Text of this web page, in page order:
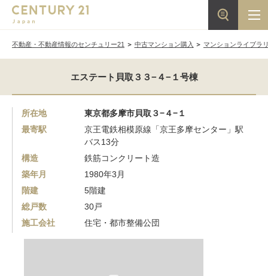
不動産・不動産情報のセンチュリー21 中古マンション購入 マンションライブラ
エステート貝取３３−４−１号棟
所在地
東京都多摩市貝取３−４−１
最寄駅
京王電鉄相模原線「京王多摩センター」駅
バス13分
構造
鉄筋コンクリート造
築年月
1980年3月
階建
5階建
総戸数
30戸
施工会社
住宅・都市整備公団